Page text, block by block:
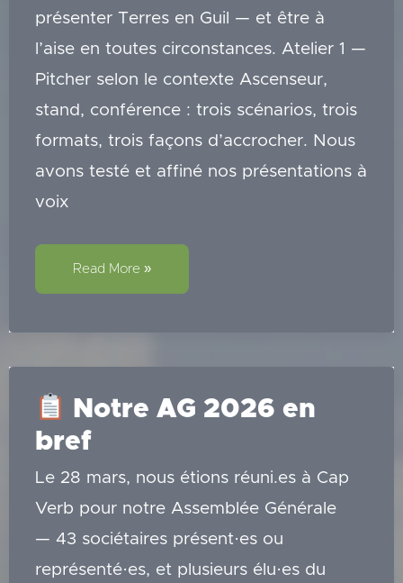
présenter Terres en Guil — et être à
l’aise en toutes circonstances. Atelier 1 —
Pitcher selon le contexte Ascenseur,
stand, conférence : trois scénarios, trois
formats, trois façons d’accrocher. Nous
avons testé et affiné nos présentations à
voix
Ateliers
mise
Read More »
Notre AG 2026 en
bref
Le 28 mars, nous étions réuni.es à Cap
Verb pour notre Assemblée Générale
— 43 sociétaires présent·es ou
représenté·es, et plusieurs élu·es du